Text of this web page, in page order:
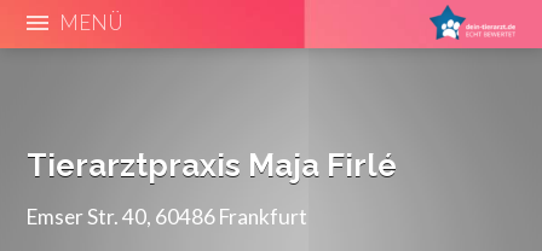
MENÜ
Tierarztpraxis Maja Firlé
Emser Str. 40, 60486 Frankfurt